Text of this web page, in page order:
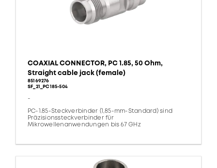
COAXIAL CONNECTOR, PC 1.85, 50 Ohm,
Straight cable jack (female)
85169276
SF_21_PC185-504
-
PC-1.85-Steckverbinder (1,85-mm-Standard) sind
Präzisionssteckverbinder für
Mikrowellenanwendungen bis 67 GHz